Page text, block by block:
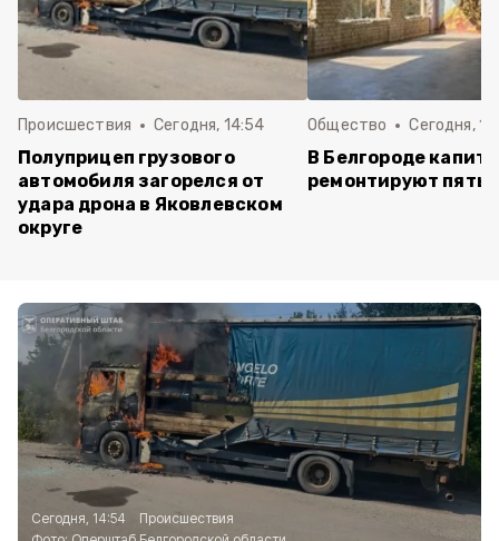
Происшествия Сегодня, 14:54
Полуприцеп грузового
автомобиля загорелся от
удара дрона в Яковлевском
округе
Общество Сегодня,
В Белгороде
ремонтируют пять
Сегодня, 14:54
Происшествия